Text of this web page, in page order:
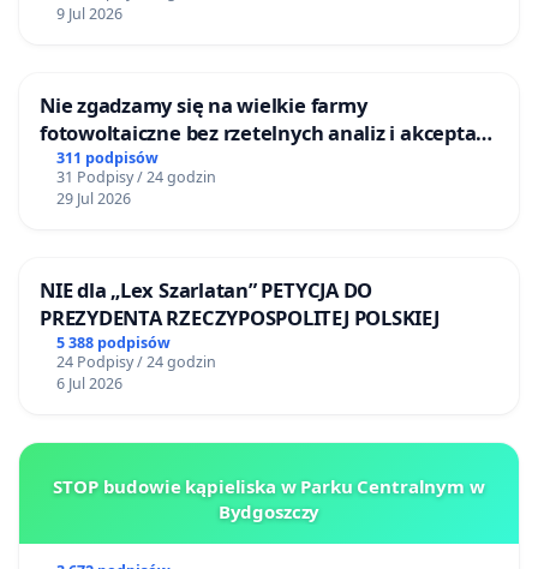
9 Jul 2026
Nie zgadzamy się na wielkie farmy
fotowoltaiczne bez rzetelnych analiz i akceptacji
mieszkańców
311 podpisów
31 Podpisy / 24 godzin
29 Jul 2026
NIE dla „Lex Szarlatan” PETYCJA DO
PREZYDENTA RZECZYPOSPOLITEJ POLSKIEJ
5 388 podpisów
24 Podpisy / 24 godzin
6 Jul 2026
STOP budowie kąpieliska w Parku Centralnym w
Bydgoszczy